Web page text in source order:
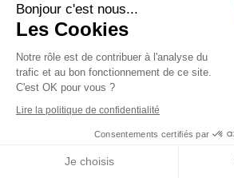
Bonjour c'est nous...
Les Cookies
Notre rôle est de contribuer à l'analyse du
trafic et au bon fonctionnement de ce site.
C'est OK pour vous ?
Lire la politique de confidentialité
Consentements certifiés par
Je choisis